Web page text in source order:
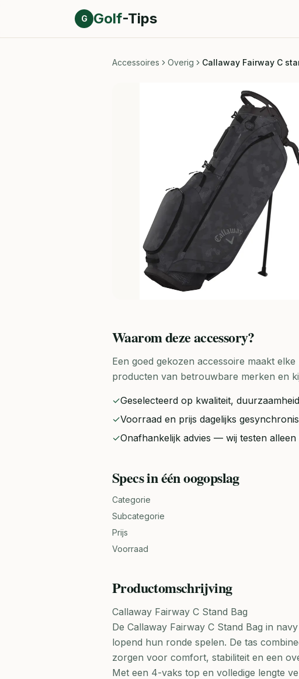
Direct naar inhoud
G Golf-Tips
Accessoires Overig Callaway Fairway C
Waarom dezeaccessory?
Een goed gekozen accessoire maakt
producten van betrouwbare merken en
✓Geselecteerd op kwaliteit,
✓Voorraad en prijs dagelijks
✓Onafhankelijk advies — wij testen
Specs in één oogopslag
Categorie
Subcategorie
Prijs
Voorraad
Productomschrijving
Callaway Fairway C Stand Bag
De Callaway Fairway C Stand Bag in
lopend hun ronde spelen. De tas
zorgen voor comfort, stabiliteit en een
Met een 4-vaks top en volledige lengte